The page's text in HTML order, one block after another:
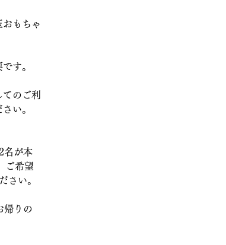
もちゃ
す。
のご利
い。
名が本
ご希望
さい。
帰りの